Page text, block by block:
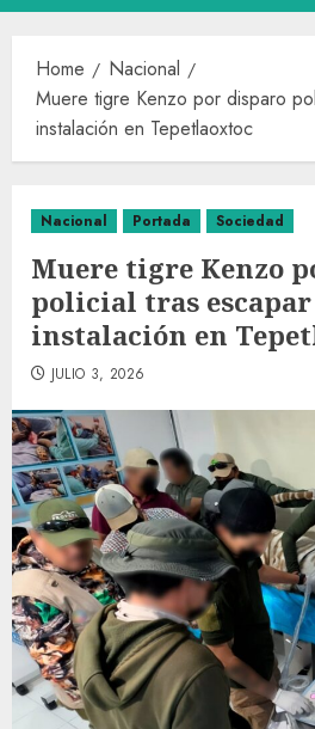
Home
Nacional
Muere tigre Kenzo por disparo
instalación en Tepetlaoxtoc
Nacional Portada Sociedad
Muere tigre Kenzo
policial tras escapar
instalación en
JULIO 3, 2026